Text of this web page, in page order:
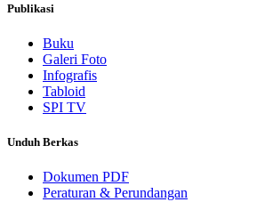
Publikasi
Buku
Galeri Foto
Infografis
Tabloid
SPI TV
Unduh Berkas
Dokumen PDF
Peraturan & Perundangan